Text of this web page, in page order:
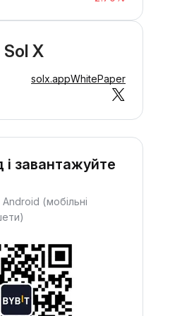
X
solx.appWhitePaper
і завантажуйте
Android (мобільні